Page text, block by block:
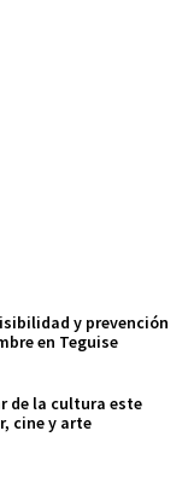
y prevención
en Teguise
de la cultura este
cine y arte